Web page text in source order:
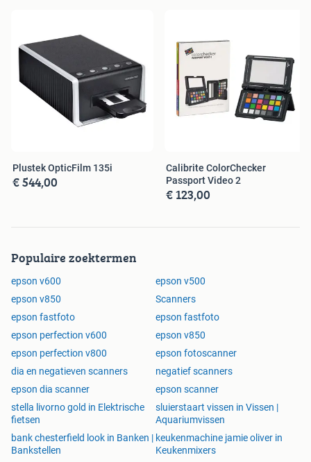
Plustek OpticFilm 135i
€ 544,00
Calibrite ColorChecker
Passport Video 2
€ 123,00
Populaire zoektermen
epson v600
epson v500
epson v850
Scanners
epson fastfoto
epson fastfoto
epson perfection v600
epson v850
epson perfection v800
epson fotoscanner
dia en negatieven scanners
negatief scanners
epson dia scanner
epson scanner
stella livorno gold in Elektrische
fietsen
sluierstaart vissen in Vissen |
Aquariumvissen
bank chesterfield look in Banken |
Bankstellen
keukenmachine jamie oliver in
Keukenmixers